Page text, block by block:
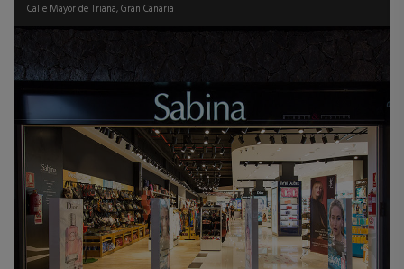
Calle Mayor de Triana, Gran Canaria